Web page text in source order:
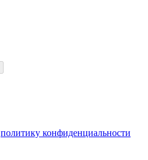
политику конфиденциальности